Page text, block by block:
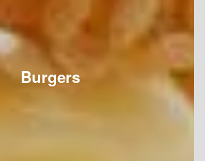
Burgers